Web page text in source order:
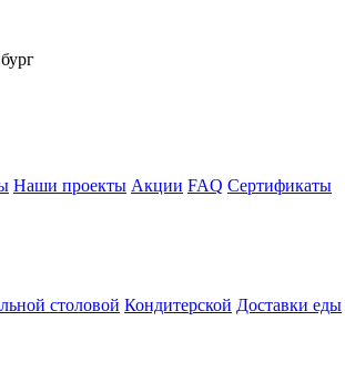
Наши проекты Акции FAQ Сертификаты
столовой Кондитерской Доставки еды